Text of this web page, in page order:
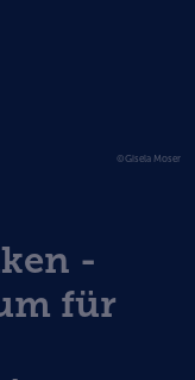
©Gisela Moser
-
für